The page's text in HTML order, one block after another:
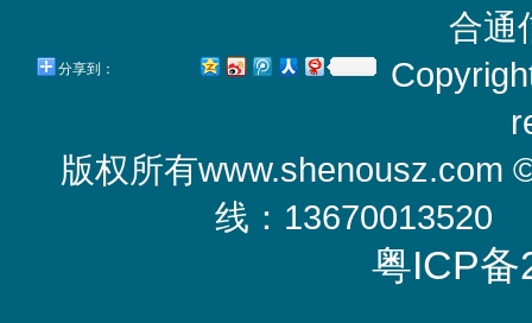
合通
分享到：
版权所有www.shenousz.com
线：13670013520
粤ICP备